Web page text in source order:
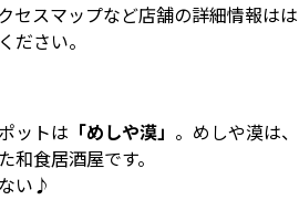
セスマップなど店舗の詳細情報はは
ださい。
ットは 「めしや漠」 。めしや漠は、
食居酒屋です。
い♪